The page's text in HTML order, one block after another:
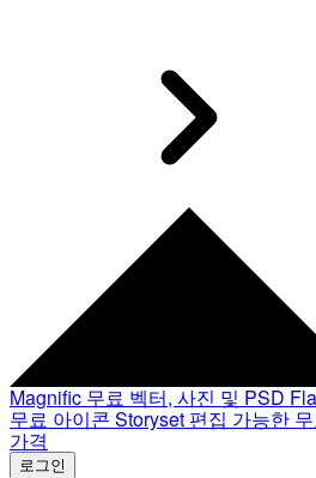
Magnific 무료 벡터, 사진 및 PSD
무료 아이콘 Storyset 편집 가능한
가격
로그인